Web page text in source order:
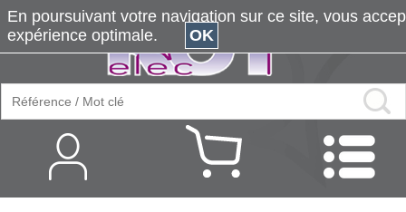
En poursuivant votre navigation sur ce site, vous
expérience optimale.
OK